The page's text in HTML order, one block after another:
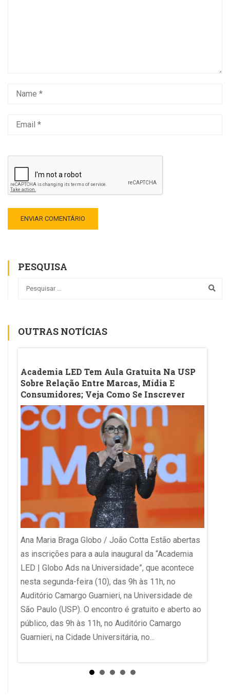
PESQUISA
OUTRAS NOTÍCIAS
Academia LED Tem Aula Gratuita Na USP
Sobre Relação Entre Marcas, Mídia E
Consumidores; Veja Como Se Inscrever
Ana Maria Braga Globo / João Cotta Estão abertas
as inscrições para a aula inaugural da “Academia
LED | Globo Ads na Universidade”, que acontece
nesta segunda-feira (10), das 9h às 11h, no
Auditório Camargo Guarnieri, na Universidade de
São Paulo (USP). O encontro é gratuito e aberto ao
público, das 9h às 11h, no Auditório Camargo
Guarnieri, na Cidade Universitária, no...